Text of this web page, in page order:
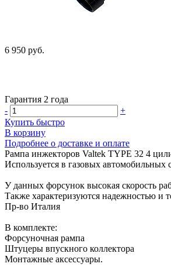
6 950 руб.
Гарантия 2 года
-
+
Купить быстро
В корзину
Подробнее о доставке и оплате
Рампа инжекторов Valtek TYPE 32 4
Используется в газовых автомобильных
У данных форсунок высокая скорость
Также характеризуются надежностью и
Пр-во Италия
В комплекте:
Форсуночная рампа
Штуцеры впускного коллектора
Монтажные аксессуары.